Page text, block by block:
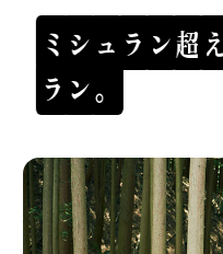
ミ シュ ラ ン超
ラ ン。